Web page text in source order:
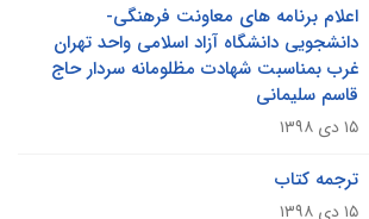
اعلام برنامه های معاونت فرهنگی-
دانشجویی دانشگاه آزاد اسلامی واحد تهران
غرب بمناسبت شهادت مظلومانه سردار حاج
قاسم سلیمانی
ترجمه کتاب